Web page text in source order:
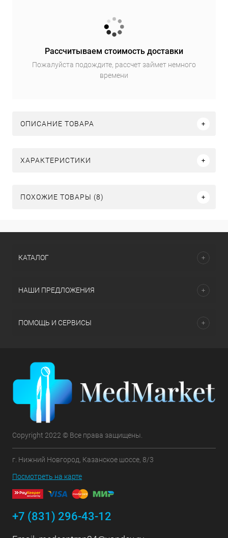
Рассчитываем стоимость доставки
Пожалуйста подождите, рассчет займет немного
времени
ОПИСАНИЕ ТОВАРА
ХАРАКТЕРИСТИКИ
ПОХОЖИЕ ТОВАРЫ (8)
КАТАЛОГ
НАШИ ПРЕДЛОЖЕНИЯ
ПОМОЩЬ И СЕРВИСЫ
Copyright 2022 © Все права защищены.
г. Нижний Новгород, Казанское шоссе, 8/3
Посмотреть на карте
+7 (831) 296-43-12